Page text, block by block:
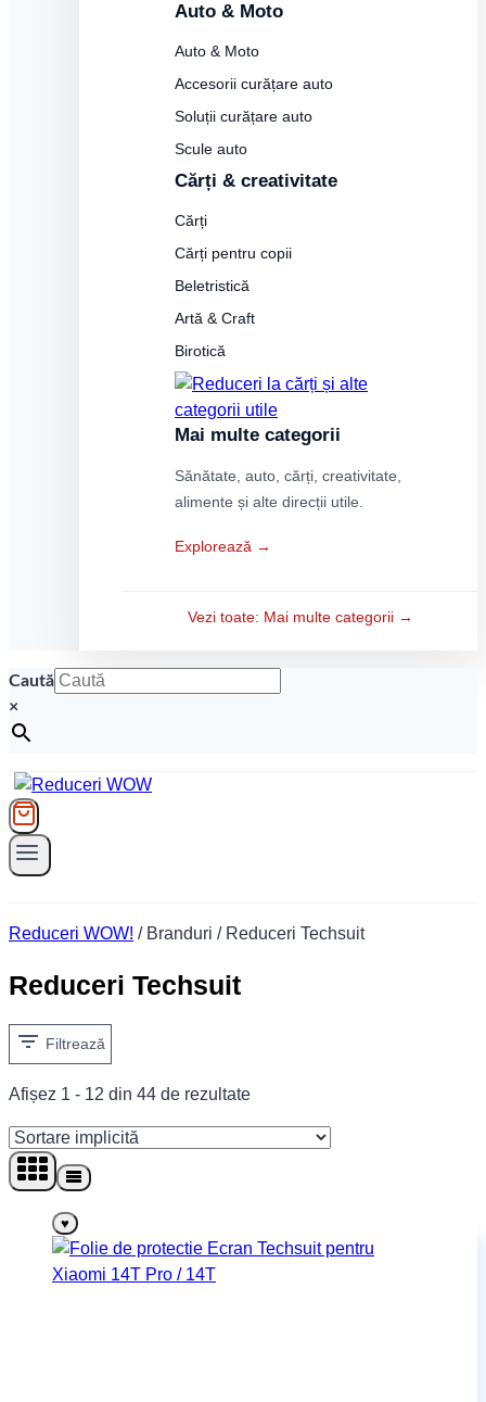
Auto & Moto
Auto & Moto
Accesorii curățare auto
Soluții curățare auto
Scule auto
Cărți & creativitate
Cărți
Cărți pentru copii
Beletristică
Artă & Craft
Birotică
Mai multe categorii
Sănătate, auto, cărți, creativitate,
alimente și alte direcții utile.
Explorează →
Vezi toate: Mai multe categorii →
Caută
×
Reduceri WOW! / Branduri / Reduceri Techsuit
Reduceri Techsuit
Filtrează
Afișez 1 - 12 din 44 de rezultate
♥